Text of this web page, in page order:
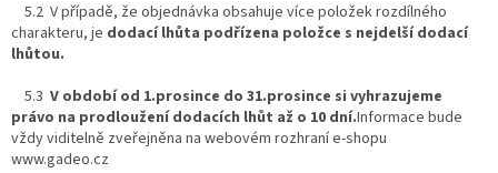
5.2 V případě, že objednávka obsahuje více položek rozdílného
charakteru, je dodací lhůta podřízena položce s nejdelší dodací
lhůtou.
5.3 V období od 1.prosince do 31.prosince si vyhrazujeme
právo na prodloužení dodacích lhůt až o 10 dní.Informace bude
vždy viditelně zveřejněna na webovém rozhraní e-shopu
www.gadeo.cz